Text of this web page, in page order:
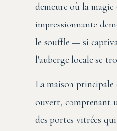
demeure où la magie
impressionnante
le souffle — si
l'auberge locale se
La maison principale
ouvert, comprenant
des portes vitrées